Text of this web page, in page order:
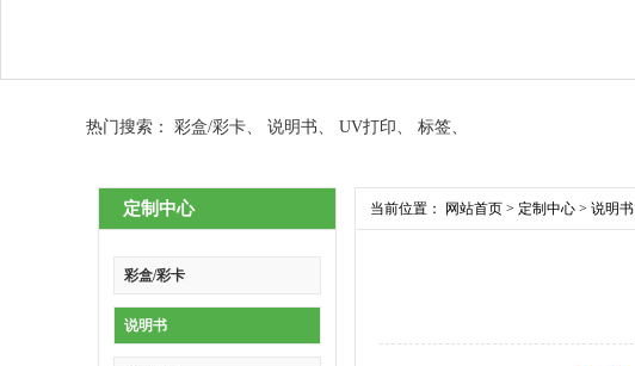
热门搜索： 彩盒/彩卡、 说明书、 UV打印、 标签、
定制中心
彩盒/彩卡
说明书
当前位置： 网站首页 > 定制中心 > 说明书